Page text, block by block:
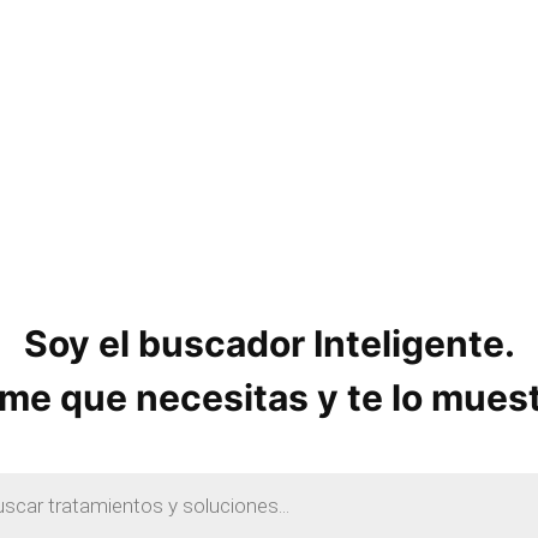
Soy el buscador Inteligente.
que necesitas y te lo